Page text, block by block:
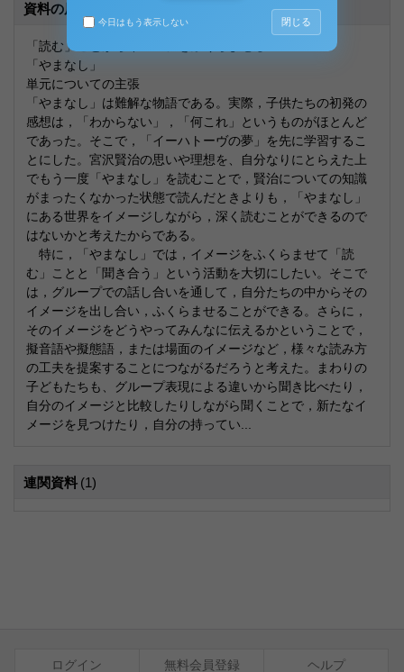
資料の原本内容
「読む」ことからイメージをふくらませる
「やまなし」
単元についての主張
「やまなし」は難解な物語である。実際，子供たちの初発の
感想は，「わからない」，「何これ」というものがほとんど
であった。そこで，「イーハトーヴの夢」を先に学習するこ
とにした。宮沢賢治の思いや理想を、自分なりにとらえた上
でもう一度「やまなし」を読むことで，賢治についての知識
がまったくなかった状態で読んだときよりも，「やまなし」
にある世界をイメージしながら，深く読むことができるので
はないかと考えたからである。
特に，「やまなし」では，イメージをふくらませて「読
む」ことと「聞き合う」という活動を大切にしたい。そこで
は，グループでの話し合いを通して，自分たちの中からその
イメージを出し合い，ふくらませることができる。さらに，
そのイメージをどうやってみんなに伝えるかということで，
擬音語や擬態語，または場面のイメージなど，様々な読み方
の工夫を提案することにつながるだろうと考えた。まわりの
子どもたちも、グループ表現による違いから聞き比べたり，
自分のイメージと比較したりしながら聞くことで，新たなイ
メージを見つけたり，自分の持ってい...
連関資料 (1)
ログイン 無料会員登録 ヘルプ
今日はもう表示しない 閉じる